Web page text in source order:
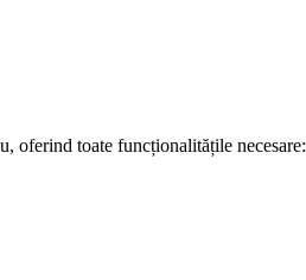
oferind toate funcționalitățile necesare: